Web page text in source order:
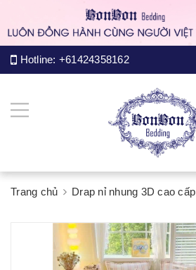
Hotline: +61424358162
Trang chủ Drap nỉ nhung 3D cao cấp